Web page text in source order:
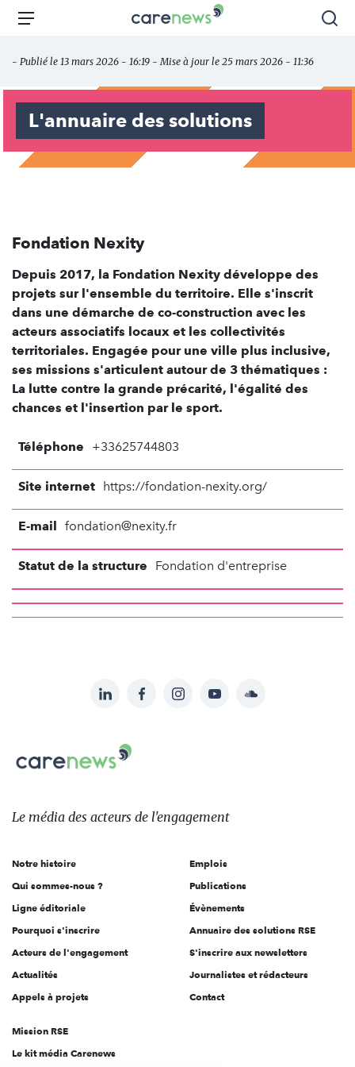
Aller
principal
Carenews,
des
acteurs
l'engagement
Menu
- Publié le 13 mars 2026 - 16:19 - Mise à jour le 25 mars 2026 - 11:36
L'annuaire des solutions
Fondation Nexity
Depuis 2017, la Fondation Nexity développe des
projets sur l'ensemble du territoire. Elle s'inscrit
dans une démarche de co-construction avec les
acteurs associatifs locaux et les collectivités
territoriales. Engagée pour une ville plus inclusive,
ses missions s'articulent autour de 3 thématiques :
La lutte contre la grande précarité, l'égalité des
chances et l'insertion par le sport.
Téléphone +33625744803
Site internet https://fondation-nexity.org/
E-mail fondation@nexity.fr
Statut de la structure Fondation d'entreprise
sur:
LinkedInFacebookInstagramYouTubeSoundcloud
Carenews,
Le
des
l'engagement
Le média des acteurs de l'engagement
Notre histoire
Qui sommes-nous ?
Ligne éditoriale
Pourquoi s'inscrire
Acteurs de l'engagement
Actualités
Appels à projets
Emplois
Publications
Évènements
Annuaire des solutions RSE
S'inscrire aux newsletters
Journalistes et rédacteurs
Contact
Mission RSE
Le kit média Carenews